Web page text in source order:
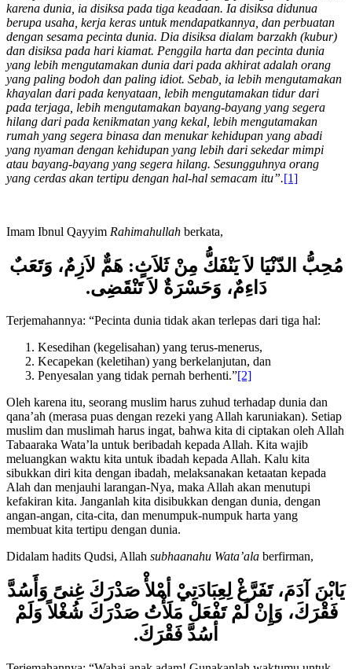
Artinya:“Pencinta dunia adalah orang yang paling banyak disiksa
karena dunia, ia disiksa pada tiga keadaan. Ia disiksa didunua
berupa usaha, kerja keras untuk mendapatkannya, dan perbuatan
dengan sesama pecinta dunia. Dia disiksa dialam barzakh (kubur)
dan disiksa pada hari kiamat. Penggila harta dan pecinta dunia
yang lebih mengutamakan dunia dari pada akhirat adalah orang
yang paling bodoh dan paling idiot. Sebab, ia lebih mengutamakan
khayalan dari pada kenyataan, lebih mengutamakan tidur dari
pada terjaga, lebih mengutamakan bayang-bayang yang segera
hilang dari pada kenikmatan yang kekal, lebih mengutamakan
rumah yang segera binasa dan menukar kehidupan yang abadi
yang nyaman dengan kehidupan yang lebih dari sekedar mimpi
atau bayang-bayang yang segera hilang. Sesungguhnya orang
berkata,
مُحِبُّ الدّنْيَا لاَ يَنْفَكُّ مِنْ ثَلاَثٍ: هَمٌّ لاَزِمٌ، وَتَعَبٌ
دَاءِمٌ، وَحَسْرَةٌ
لاَ تَنْقَضِى.
Kesedihan (kegelisahan) yang terus-menerus,
Kecapekan (keletihan) yang berkelanjutan, dan
Oleh karena itu, seorang muslim harus zuhud terhadap dunia dan
qana’ah (merasa puas dengan rezeki yang Allah karuniakan). Setiap
muslim dan muslimah harus ingat, bahwa kita di ciptakan oleh Allah
Tabaaraka Wata’la untuk beribadah kepada Allah. Kita wajib
meluangkan waktu kita untuk ibadah kepada Allah. Kalu kita
sibukkan diri kita dengan ibadah, melaksanakan ketaatan kepada
Alah dan menjauhi larangan-Nya, maka Allah akan menutupi
kefakiran kita. Janganlah kita disibukkan dengan dunia, dengan
angan-angan, cita-cita, dan menumpuk-numpuk harta yang
Didalam hadits Qudsi, Allah
يَابْنَ آدَمَ، تَفَرَّغْ لِعِبَادَتِيْ أمْلأْ صَدْرَكَ غِنىً وَأَسُدَّ
فَقْرَكَ، وَإِنْ لَمْ تَفْعَلْ مَلَأْتُ صَدْرَكَ شُغْلاً وَلَمْ
أسُدَّ فَقْرَكَ.